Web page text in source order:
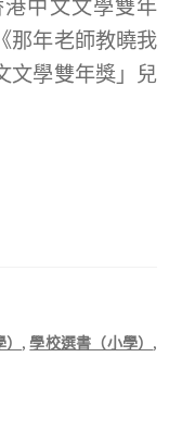
中文文學雙年
那年老師教曉我
文學雙年獎」兒
,學校選書（小學） ,